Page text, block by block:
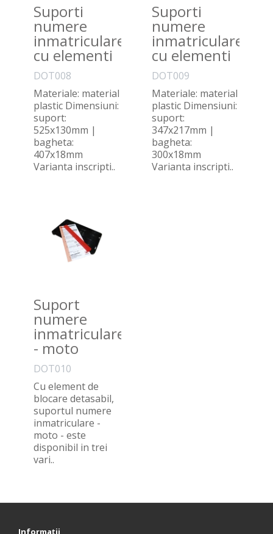
Suporti
numere
inmatriculare
cu elementi
de blocare
detasabili –
autoturism
DOT008
Materiale: material
plastic Dimensiuni:
suport:
525x130mm |
bagheta:
407x18mm
Varianta inscripti..
Suporti
numere
inmatriculare
cu elementi
de blocare
detasabili -
vehicule
teren
DOT009
Materiale: material
plastic Dimensiuni:
suport:
347x217mm |
bagheta:
300x18mm
Varianta inscripti..
Suport
numere
inmatriculare
- moto
DOT010
Cu element de
blocare detasabil,
suportul numere
inmatriculare -
moto - este
disponibil in trei
vari..
Informaţii